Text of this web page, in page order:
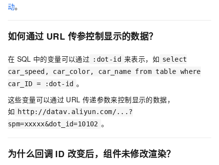
动。
如何通过 URL 传参控制显示的数据？
在 SQL 中的变量可以通过 :dot-id 来表示，如 select
car_speed, car_color, car_name from table where
car_ID = :dot-id 。
这些变量可以通过 URL 传递参数来控制显示的数据，
如 http://datav.aliyun.com/...?
spm=xxxxx&dot_id=10102 。
为什么回调 ID 改变后，组件未修改渲染？